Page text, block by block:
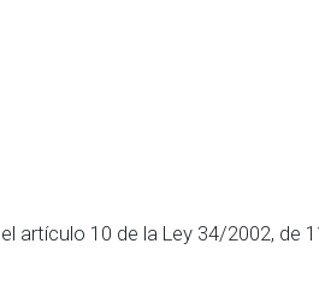
artículo 10 de la Ley 34/2002, de